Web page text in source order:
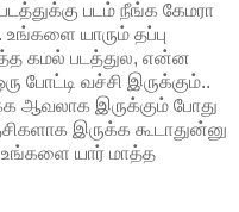
படம் நீங்க கேமரா
உங்களை யாரும் தப்பு
கமல் படத்துல, என்ன
போட்டி வச்சி இருக்கும்..
ஆவலாக இருக்கும் போது
இருக்க கூடாதுன்னு
யார் மாத்த